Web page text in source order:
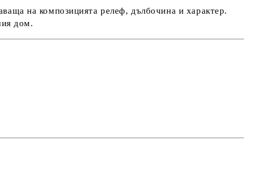
на композициятарелеф, дълбочина и характер.
дом.